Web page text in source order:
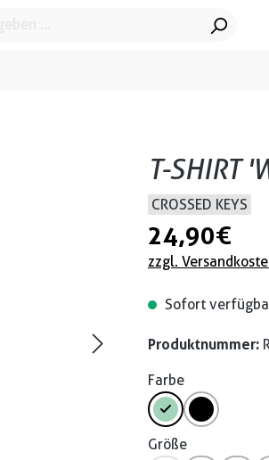
T-SHIRT
CROSSED KEYS
24,90 €
zzgl.
Sofort
Produktnummer:
Farbe
Größe